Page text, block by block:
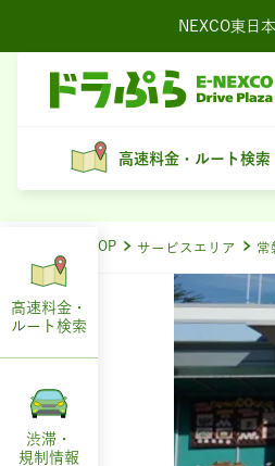
NEXCO東日
高速料金・ルート検索
ドラぷらTOP サービスエリア 常
高速料金・
ルート 検索
渋滞・
規制情報